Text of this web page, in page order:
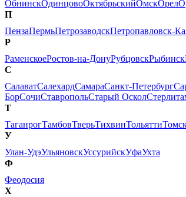
ОбнинскОдинцовоОктябрьскийОмскОрел
П
ПензаПермьПетрозаводскПетропавловск-
Р
РаменскоеРостов-на-ДонуРубцовскРыбинск
С
СалаватСалехардСамараСанкт-Петербург
БорСочиСтавропольСтарый Оскол
Т
ТаганрогТамбовТверьТихвинТольятти
У
Улан-УдэУльяновскУссурийскУфаУхта
Ф
Феодосия
Х